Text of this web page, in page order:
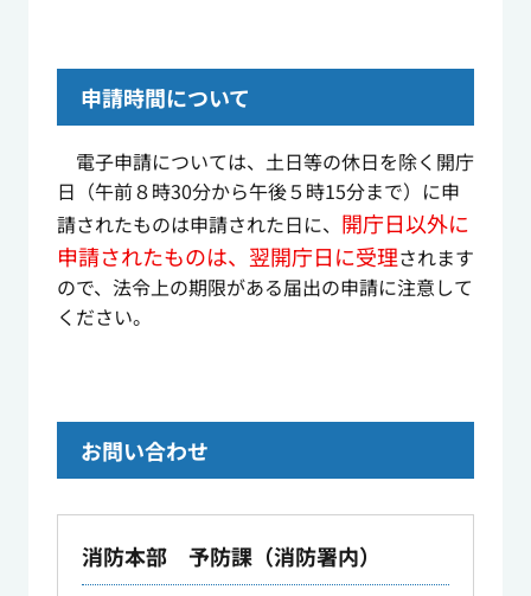
申請時間について
電子申請については、土日等の休日を除く開庁
日（午前８時30分から午後５時15分まで）に申
請されたものは申請された日に、 開庁日以外に
申請されたものは、翌開庁日に受理されます
ので、法令上の期限がある届出の申請に注意して
ください。
お問い合わせ
消防本部 予防課（消防署内）